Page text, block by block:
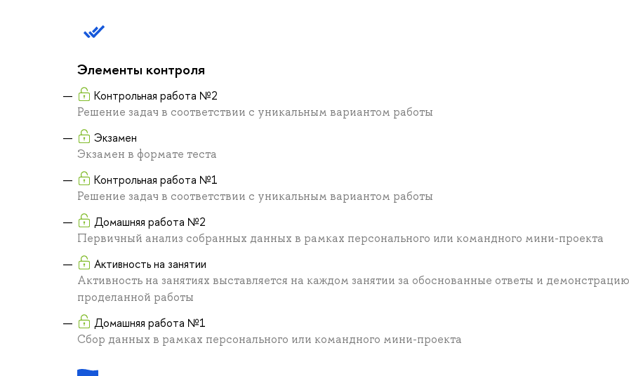
Элементы контроля
Контрольная работа №2
Решение задач в соответствии с уникальным вариантом работы
Экзамен
Экзамен в формате теста
Контрольная работа №1
Решение задач в соответствии с уникальным вариантом работы
Домашняя работа №2
Первичный анализ собранных данных в рамках персонального или командного мини-проекта
Активность на занятии
Активность на занятиях выставляется на каждом занятии за обоснованные ответы и демонстрацию
проделанной работы
Домашняя работа №1
Сбор данных в рамках персонального или командного мини-проекта